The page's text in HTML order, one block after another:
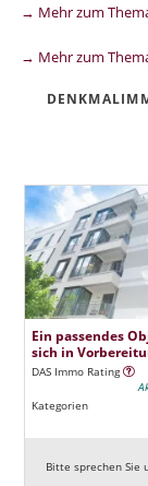
→ Mehr zum
→ Mehr zum
Ein passendes
sich in
DAS Immo Rating
Kategorien
Bitte sprechen Sie